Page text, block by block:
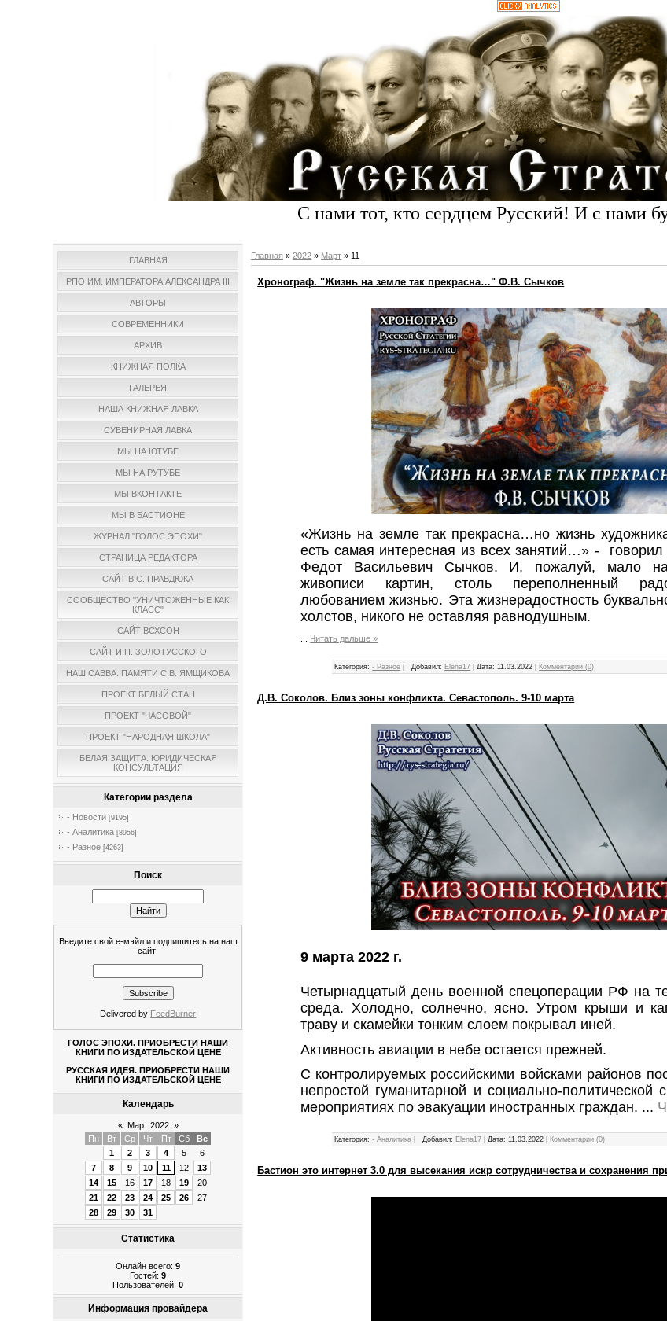
С нами тот, кто сердцем Русский! И с нами
ГЛАВНАЯ
РПО ИМ. ИМПЕРАТОРА АЛЕКСАНДРА III
АВТОРЫ
СОВРЕМЕННИКИ
АРХИВ
КНИЖНАЯ ПОЛКА
ГАЛЕРЕЯ
НАША КНИЖНАЯ ЛАВКА
СУВЕНИРНАЯ ЛАВКА
МЫ НА ЮТУБЕ
МЫ НА РУТУБЕ
МЫ ВКОНТАКТЕ
МЫ В БАСТИОНЕ
ЖУРНАЛ "ГОЛОС ЭПОХИ"
СТРАНИЦА РЕДАКТОРА
САЙТ В.С. ПРАВДЮКА
СООБЩЕСТВО "УНИЧТОЖЕННЫЕ КАК
КЛАСС"
САЙТ ВСХСОН
САЙТ И.П. ЗОЛОТУССКОГО
НАШ САВВА. ПАМЯТИ С.В. ЯМЩИКОВА
ПРОЕКТ БЕЛЫЙ СТАН
ПРОЕКТ "ЧАСОВОЙ"
ПРОЕКТ "НАРОДНАЯ ШКОЛА"
БЕЛАЯ ЗАЩИТА. ЮРИДИЧЕСКАЯ
КОНСУЛЬТАЦИЯ
Категории раздела
- Новости [9195]
- Аналитика [8956]
- Разное [4263]
Поиск
Введите свой е-мэйл и подпишитесь на наш
сайт!
Delivered by FeedBurner
ГОЛОС ЭПОХИ. ПРИОБРЕСТИ НАШИ
КНИГИ ПО ИЗДАТЕЛЬСКОЙ ЦЕНЕ
РУССКАЯ ИДЕЯ. ПРИОБРЕСТИ НАШИ
КНИГИ ПО ИЗДАТЕЛЬСКОЙ ЦЕНЕ
Календарь
« Март 2022 »
Пн
Вт Ср Чт Пт Сб
Вс
1
2 3 4 5
6
7
8 9 10 11 12
13
14
15 16 17 18 19
20
21
22 23 24 25 26
27
28
29 30 31
Статистика
Онлайн всего:9
Гостей:9
Пользователей:0
Информация провайдера
Главная »2022 » Март » 11
Хронограф. "Жизнь на земле так прекрасна…" Ф.В. Сычков
«Жизнь на земле так прекрасна…но жизнь
есть самая интересная из всех занятий…» - говорил
Федот Васильевич Сычков. И, пожалуй, мало
живописи картин, столь переполненный
любованием жизнью. Эта жизнерадостность
холстов, никого не оставляя равнодушным.
... Читать дальше »
Категория: - Разное Добавил: Elena17 |Дата: 11.03.2022 Комментарии (0)
Д.В. Соколов. Близ зоны конфликта. Севастополь. 9-10 марта
9 марта 2022 г.
Четырнадцатый день военной спецоперации РФ на
среда. Холодно, солнечно, ясно. Утром крыши и
траву и скамейки тонким слоем покрывал иней.
Активность авиации в небе остается прежней.
С контролируемых российскими войсками районов
непростой гуманитарной и социально-политической
мероприятиях по эвакуации иностранных граждан. ...
Категория: - Аналитика Добавил: Elena17 |Дата: 11.03.2022 Комментарии (0)
Бастион это интернет 3.0 для высекания искр сотрудничества и сохранения